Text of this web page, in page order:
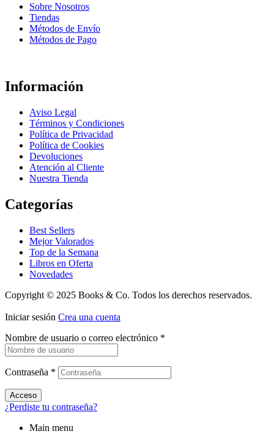
Sobre Nosotros
Tiendas
Métodos de Envío
Métodos de Pago
Información
Aviso Legal
Términos y Condiciones
Política de Privacidad
Política de Cookies
Devoluciones
Atención al Cliente
Nuestra Tienda
Categorías
Best Sellers
Mejor Valorados
Top de la Semana
Libros en Oferta
Novedades
Copyright © 2025 Books & Co. Todos los derechos reservados.
Iniciar sesión Crea una cuenta
Nombre de usuario o correo electrónico *
Contraseña *
Acceso
¿Perdiste tu contraseña?
Main menu